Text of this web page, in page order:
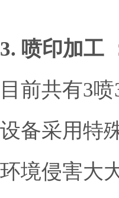
3. 喷印加工
目前共有3喷3
设备采用特
环境侵